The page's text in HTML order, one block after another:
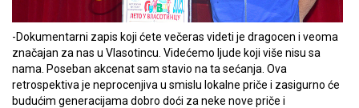
-Dokumentarni zapis koji ćete večeras videti je dragocen i veoma
značajan za nas u Vlasotincu. Videćemo ljude koji više nisu sa
nama. Poseban akcenat sam stavio na ta sećanja. Ova
retrospektiva je neprocenjiva u smislu lokalne priče i zasigurno će
budućim generacijama dobro doći za neke nove priče i